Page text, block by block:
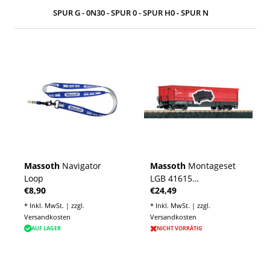
SPUR G - 0N30 - SPUR 0 - SPUR H0 - SPUR N
Massoth Navigator
Loop
€8,90
* Inkl. MwSt. | zzgl.
Versandkosten
AUF LAGER
Massoth Montageset
LGB 41615
Selbstentladewagen
(1/Pack)
€24,49
* Inkl. MwSt. | zzgl.
Versandkosten
NICHT VORRÄTIG